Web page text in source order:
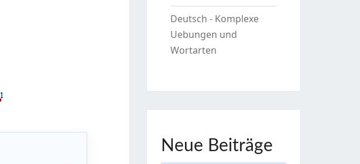
Deutsch - Komplexe
Uebungen und
Wortarten
Neue Beiträge